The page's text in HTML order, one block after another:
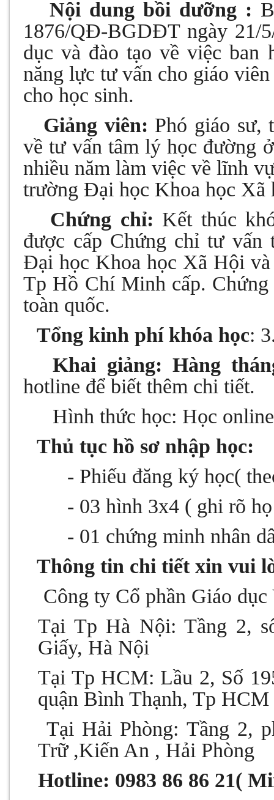
Nội dung bồi dưỡng :
1876/QĐ-BGDĐT ngày 21/
dục và đào tạo về việc ban
năng lực tư vấn cho giáo
cho học sinh.
Giảng viên: Phó giáo sư,
về tư vấn tâm lý học đường
nhiều năm làm việc về lĩnh
trường Đại học Khoa học Xã
Chứng chỉ: Kết thúc
được cấp Chứng chỉ tư vấn
Đại học Khoa học Xã Hội
Tp Hồ Chí Minh cấp.
toàn quốc.
Tổng kinh phí khóa học:
Khai giảng: Hàng
hotline để biết thêm chi tiết.
Hình thức học: Học
Thủ tục hồ sơ nhập học:
- Phiếu đăng ký học(
- 03 hình 3x4 ( ghi rõ
- 01 chứng minh nhân
Thông tin chi tiết xin vui
Công ty Cổ phần Giáo
Tại Tp Hà Nội: Tầng 2,
Giấy, Hà Nội
Tại Tp HCM: Lầu 2, Số
quận Bình Thạnh, Tp HCM
Tại Hải Phòng: Tầng 2,
Trữ ,Kiến An , Hải Phòng
Hotline: 0983 86 86 21(